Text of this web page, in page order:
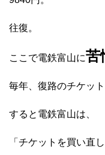
往復。
ここで電鉄富山に苦
毎年、復路のチケッ
すると電鉄富山は、
「チケットを買い直